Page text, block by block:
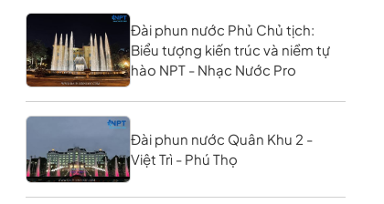
Đài phun nước Phủ Chủ tịch:
Biểu tượng kiến trúc và niềm tự
hào NPT - Nhạc Nước Pro
Đài phun nước Quân Khu 2 -
Việt Trì - Phú Thọ